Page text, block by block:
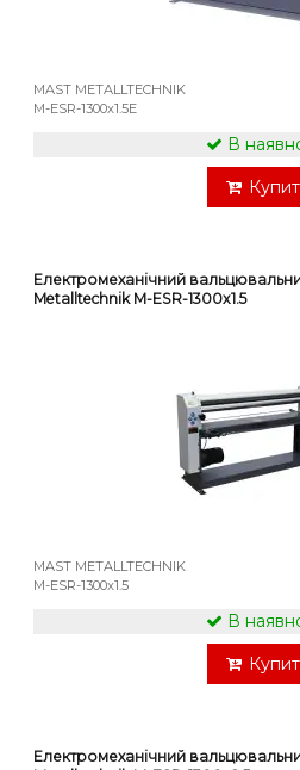
MAST METALLTECHNIK
M-ESR-1300x1.5E
В
Електромеханічний
Metalltechnik M-ESR-1300x1.5
MAST METALLTECHNIK
M-ESR-1300x1.5
В
Електромеханічний